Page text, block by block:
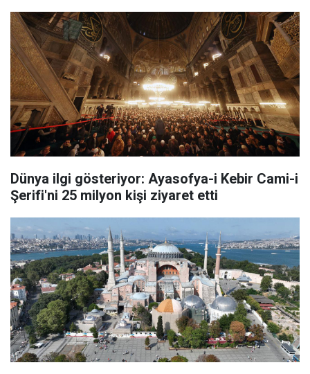
Dünya ilgi gösteriyor: Ayasofya-i Kebir Cami-i
Şerifi'ni 25 milyon kişi ziyaret etti